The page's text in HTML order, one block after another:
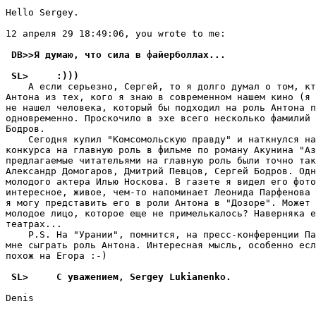
Hello Sergey.
12 апреля 29 18:49:06, you wrote to me:
DB>>Я думаю, что сила в файерболлах...
SL>     :)))
А если серьезно, Сергей, то я долго думал о том,
Антона из тех, кого я знаю в современном нашем кино
не нашел человека, который бы подходил на роль Антона
одновременно. Проскочило в эхе всего несколько
Бодров.
Сегодня купил "Комсомольскую правду" и наткнулся
конкурса на главную роль в фильме по роману Акунина
предлагаемые читательями на главную роль были точно
Александр Домогаров, Дмитрий Певцов, Сергей Бодров.
молодого актера Илью Hоскова. В газете я видел его
интересное, живое, чем-то напоминает Леонида
я могу представить его в роли Антона в "Дозоре". Может
молодое лицо, которое еще не примелькалось? Наверняка
театрах...
P.S. Hа "Урании", помнится, на пресс-конференции
мне сыграть роль Антона. Интересная мысль, особенно
похож на Егора :-)
SL>     C уважением, Sergey Lukianenko.
Denis